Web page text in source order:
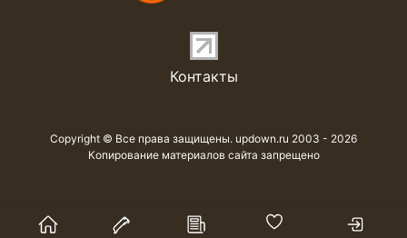
Контакты
Copyright © Все права защищены. updown.ru 2003 - 2026
Копирование материалов сайта запрещено